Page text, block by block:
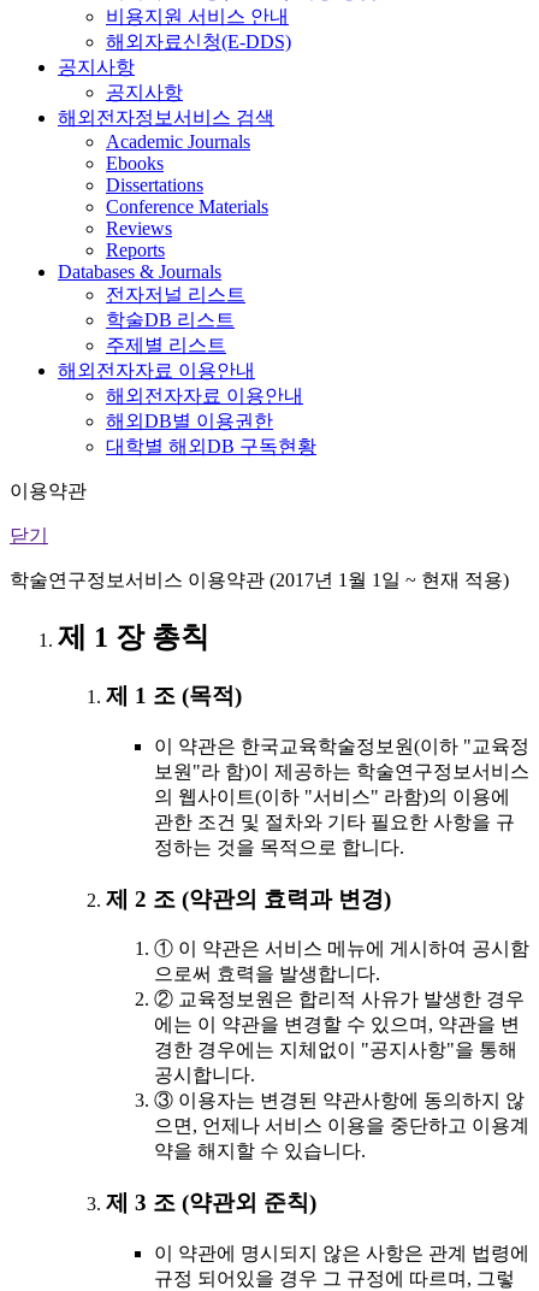
비용지원 서비스 안내
해외자료신청(E-DDS)
공지사항
공지사항
해외전자정보서비스 검색
Academic Journals
Ebooks
Dissertations
Conference Materials
Reviews
Reports
Databases & Journals
전자저널 리스트
학술DB 리스트
주제별 리스트
해외전자자료 이용안내
해외전자자료 이용안내
해외DB별 이용권한
대학별 해외DB 구독현황
이용약관
닫기
학술연구정보서비스 이용약관 (2017년 1월 1일 ~ 현재 적용)
제 1 장 총칙
제 1 조 (목적)
이 약관은 한국교육학술정보원(이하 "교육정
보원"라 함)이 제공하는 학술연구정보서비스
의 웹사이트(이하 "서비스" 라함)의 이용에
관한 조건 및 절차와 기타 필요한 사항을 규
정하는 것을 목적으로 합니다.
제 2 조 (약관의 효력과 변경)
① 이 약관은 서비스 메뉴에 게시하여 공시함
으로써 효력을 발생합니다.
② 교육정보원은 합리적 사유가 발생한 경우
에는 이 약관을 변경할 수 있으며, 약관을 변
경한 경우에는 지체없이 "공지사항"을 통해
공시합니다.
③ 이용자는 변경된 약관사항에 동의하지 않
으면, 언제나 서비스 이용을 중단하고 이용계
약을 해지할 수 있습니다.
제 3 조 (약관외 준칙)
이 약관에 명시되지 않은 사항은 관계 법령에
규정 되어있을 경우 그 규정에 따르며, 그렇